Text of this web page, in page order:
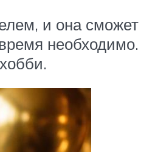
и она